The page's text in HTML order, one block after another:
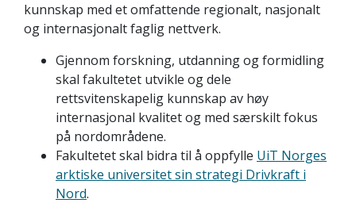
kunnskap med et omfattende regionalt, nasjonalt
og internasjonalt faglig nettverk.
Gjennom forskning, utdanning og formidling
skal fakultetet utvikle og dele
rettsvitenskapelig kunnskap av høy
internasjonal kvalitet og med særskilt fokus
på nordområdene.
Fakultetet skal bidra til å oppfylle UiT Norges
arktiske universitet sin strategi Drivkraft i
Nord.